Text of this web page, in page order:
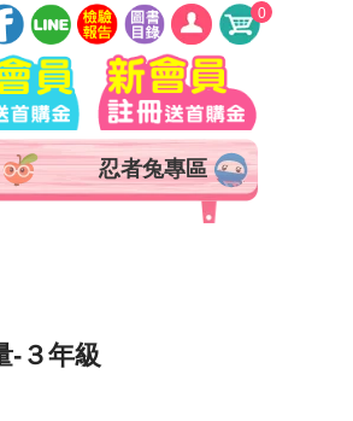
0
登入
註冊
會員中心
查詢訂單
追蹤清單
忍者兔專區
-３年級